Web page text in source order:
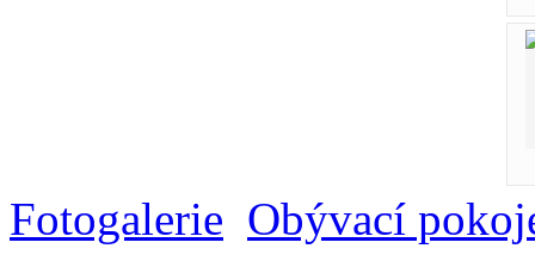
Fotogalerie Obývací